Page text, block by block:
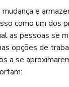
e
como um dos
as pessoas se
opções de
a se